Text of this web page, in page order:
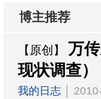
博主推荐
【原创】
万
现状调查）
我的日志 │